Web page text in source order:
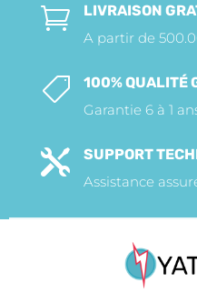

LIVRAISON
A partir de

100% QUALITÉ
Garantie 6 à 1

SUPPORT
Assistance